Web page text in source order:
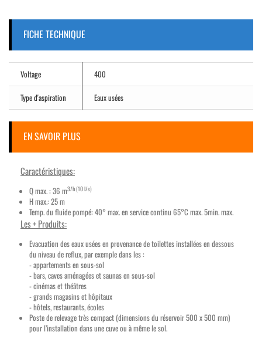
FICHE TECHNIQUE
Voltage
400
Type d'aspiration
Eaux usées
EN SAVOIR PLUS
Caractéristiques:
Q max. : 36 m3/h (10 l/s)
H max.: 25 m
Temp. du fluide pompé: 40° max. en service continu 65°C max. 5min. max.
Les + Produits:
Evacuation des eaux usées en provenance de toilettes installées en dessous
du niveau de reflux, par exemple dans les :
- appartements en sous-sol
- bars, caves aménagées et saunas en sous-sol
- cinémas et théâtres
- grands magasins et hôpitaux
- hôtels, restaurants, écoles
Poste de relevage très compact (dimensions du réservoir 500 x 500 mm)
pour l’installation dans une cuve ou à même le sol.